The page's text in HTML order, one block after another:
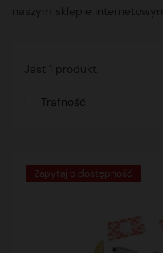
naszym sklepie internetowym.
Jest 1 produkt.
Trafność
Zapytaj o dostępność